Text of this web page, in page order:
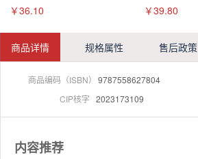
￥36.10 ￥39.80
商品详情 规格属性 售后政策
商品编码（ISBN） 9787558627804
CIP核字 2023173109
内容推荐